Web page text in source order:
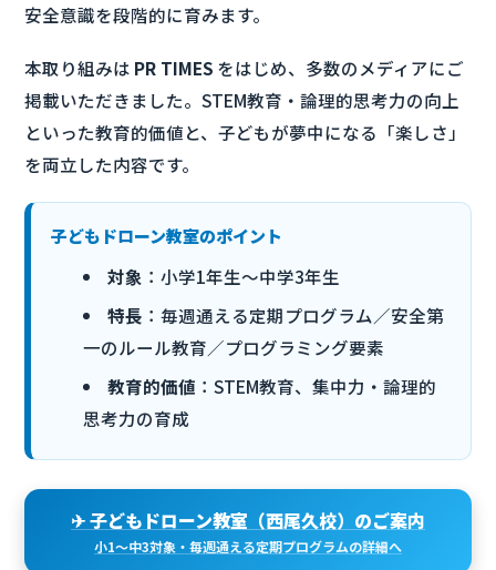
安全意識を段階的に育みます。
本取り組みは PR TIMES をはじめ、多数のメディアにご
掲載いただきました。STEM教育・論理的思考力の向上
といった教育的価値と、子どもが夢中になる「楽しさ」
を両立した内容です。
子どもドローン教室のポイント
対象 ：小学1年生〜中学3年生
特長 ：毎週通える定期プログラム／安全第
一のルール教育／プログラミング要素
教育的価値 ：STEM教育、集中力・論理的
思考力の育成
✈ 子どもドローン教室（西尾久校）のご案内
小1〜中3対象・毎週通える定期プログラムの詳細へ